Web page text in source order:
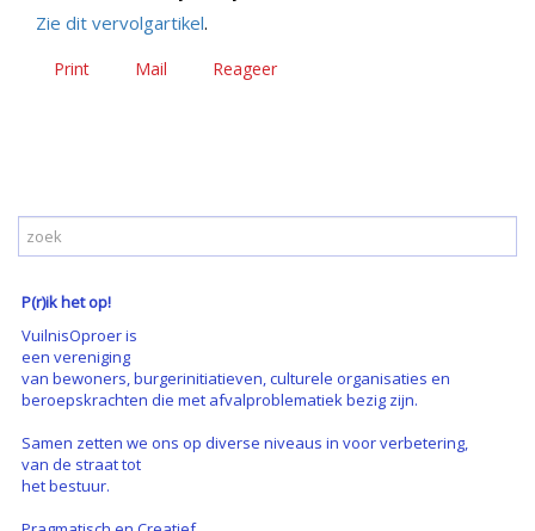
Zie dit vervolgartikel.
Print Mail Reageer
P(r)ik het op!
VuilnisOproer is
een vereniging
van bewoners, burgerinitiatieven, culturele organisaties en
beroepskrachten die met afvalproblematiek bezig zijn.
Samen zetten we ons op diverse niveaus in voor verbetering,
van de straat tot
het bestuur.